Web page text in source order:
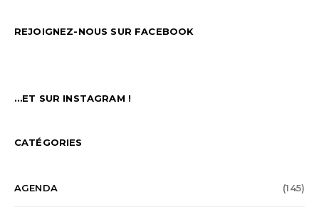
REJOIGNEZ-NOUS SUR FACEBOOK
…ET SUR INSTAGRAM !
CATÉGORIES
AGENDA (145)